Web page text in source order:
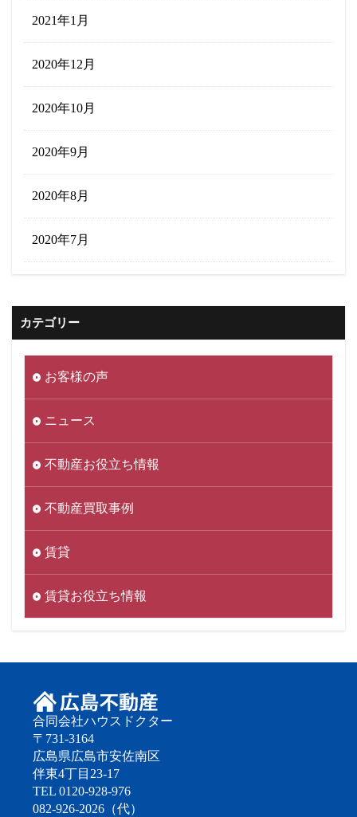
2021年1月
2020年12月
2020年10月
2020年9月
2020年8月
2020年7月
カテゴリー
お客様の声
ニュース
不動産お役立ち情報
不動産買取事例
賃貸
賃貸お役立ち情報
合同会社ハウスドクター
〒731-3164
広島県広島市安佐南区
伴東4丁目23-17
TEL 0120-928-976
082-926-2026（代）